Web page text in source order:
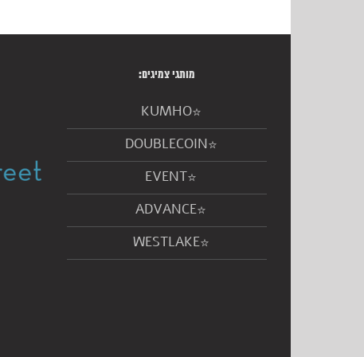
מותגי צמיגים:
KUMHO
DOUBLECOIN
EVENT
ADVANCE
WESTLAKE